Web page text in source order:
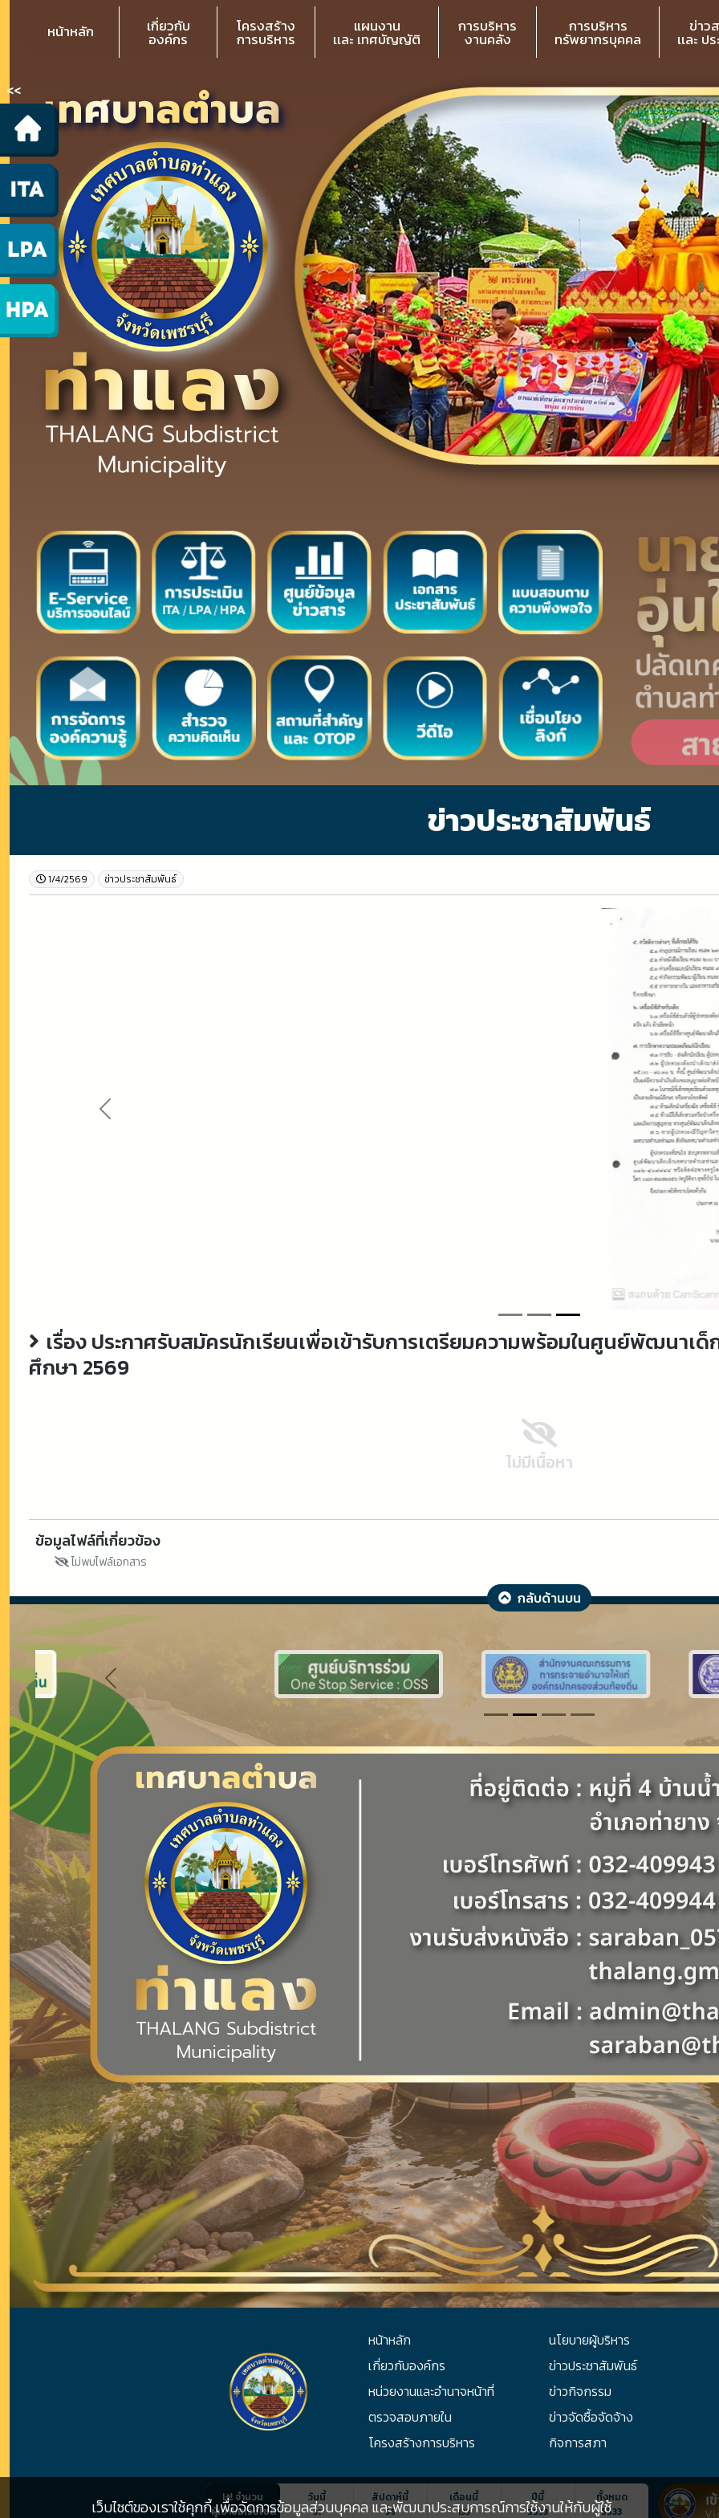
<<
หน้าหลัก เกี่ยวกับ
องค์กร
โครงสร้าง
การบริหาร
แผนงาน
เเละ เทศบัญญัติ
การบริหาร
งานคลัง
การบริหาร
ทรัพยากรบุคคล
ข่าว
เเละ ป
ข่าวประชาสัมพันธ์
1/4/2569 ข่าวประชาสัมพันธ์
Previous
เรื่อง ประกาศรับสมัครนักเรียนเพื่อเข้ารับการเตรียมความพร้อมในศูนย์พัฒนาเ
ศึกษา 2569
ไม่มีเนื้อหา
ข้อมูลไฟล์ที่เกี่ยวข้อง
ไม่พบไฟล์เอกสาร
กลับด้านบน
Previous
หน้าหลัก
เกี่ยวกับองค์กร
หน่วยงานและอำนาจหน้าที่
ตรวจสอบภายใน
โครงสร้างการบริหาร
นโยบายผู้บริหาร
ข่าวประชาสัมพันธ์
ข่าวกิจกรรม
ข่าวจัดซื้อจัดจ้าง
กิจการสภา
จำนวน
ผู้เข้าชมเว็บไซต์
วันนี้
31
สัปดาห์นี้
99
เดือนนี้
133
ปีนี้
5533
ทั้งหมด
5533
เว็บไซต์ของเราใช้คุกกี้ เพื่อจัดการข้อมูลส่วนบุคคล และพัฒนาประสบการณ์การใช้งานให้กับผู้ใช้